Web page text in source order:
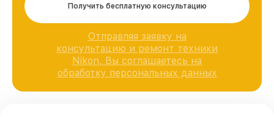
Получить бесплатную консультацию
Отправляя заявку на
консультацию и ремонт техники
Nikon, Вы соглашаетесь на
обработку персональных данных